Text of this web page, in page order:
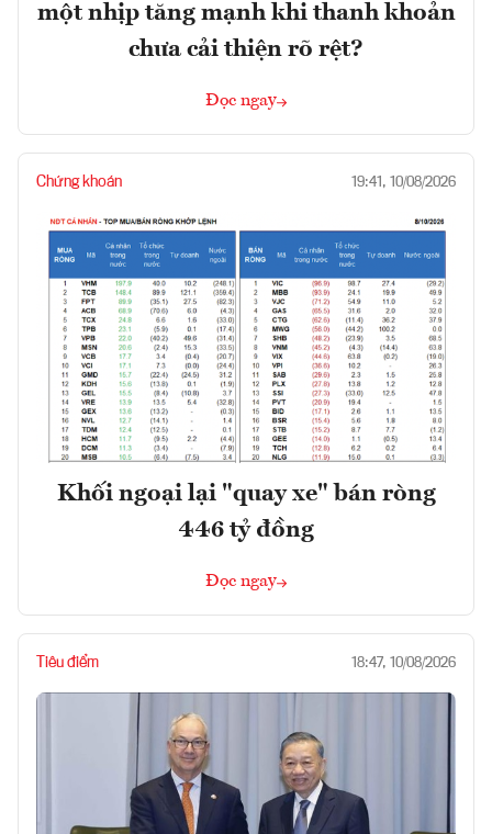
một nhịp tăng mạnh khi thanh khoản
chưa cải thiện rõ rệt?
Đọc ngay
Chứng khoán 19:41, 10/08/2026
Khối ngoại lại "quay xe" bán ròng
446 tỷ đồng
Đọc ngay
Tiêu điểm 18:47, 10/08/2026